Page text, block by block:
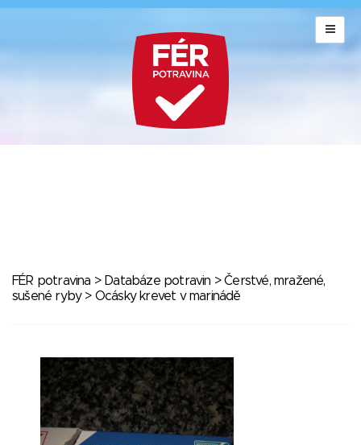
FÉR potravina > Databáze potravin >Čerstvé, mražené,
sušené ryby> Ocásky krevet v marinádě